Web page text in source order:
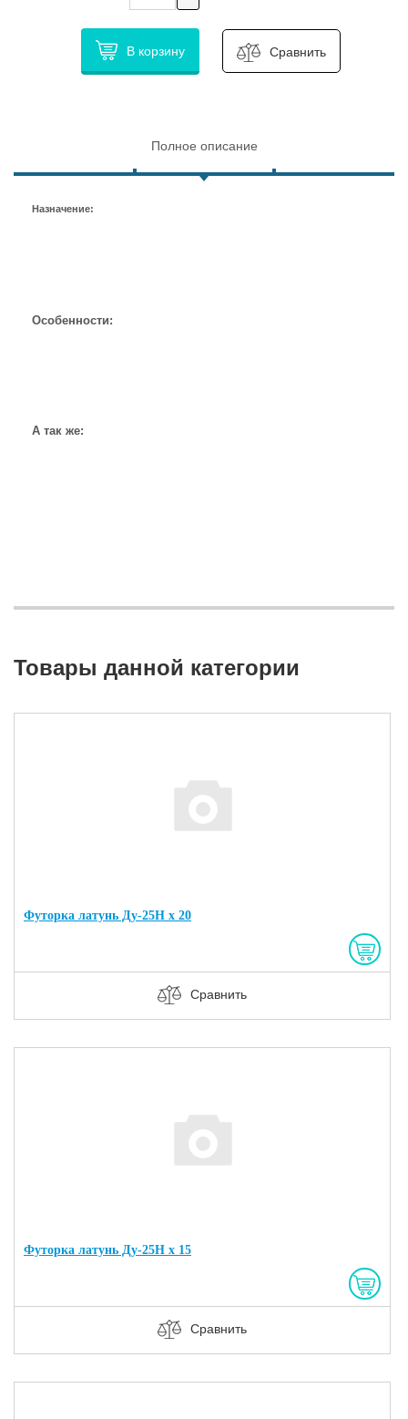
В корзину Сравнить
Полное описание
Назначение:
Особенности:
А так же:
Товары данной категории
Футорка латунь Ду-25Н х 20
Сравнить
Футорка латунь Ду-25Н х 15
Сравнить